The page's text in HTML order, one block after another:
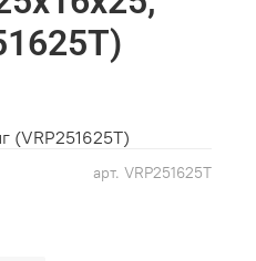
арт. VRP251625T
(VRP251625T)